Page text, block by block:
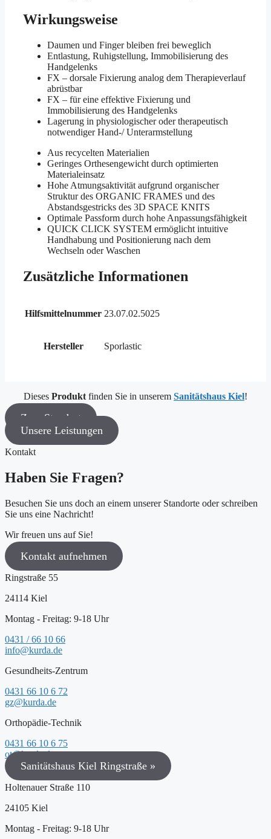
Wirkungsweise
Daumen und Finger bleiben frei beweglich
Entlastung, Ruhigstellung, Immobilisierung des
Handgelenks
FX – dorsale Fixierung analog dem Therapieverlauf
abrüstbar
FX – für eine effektive Fixierung und
Immobilisierung des Handgelenks
Lagerung in physiologischer oder therapeutisch
notwendiger Hand-/ Unterarmstellung
Aus recycelten Materialien
Geringes Orthesengewicht durch optimierten
Materialeinsatz
Hohe Atmungsaktivität aufgrund organischer
Struktur des ORGANIC FRAMES und des
Abstandsgestricks des 3D SPACE KNITS
Optimale Passform durch hohe Anpassungsfähigkeit
QUICK CLICK SYSTEM ermöglicht intuitive
Handhabung und Positionierung nach dem
Wechseln oder Waschen
Zusätzliche Informationen
Hilfsmittelnummer 23.07.02.5025
Hersteller Sporlastic
Dieses Produkt finden Sie in unserem Sanitätshaus Kiel!
Zum Standort
Unsere Leistungen
Kontakt
Haben Sie Fragen?
Besuchen Sie uns doch an einem unserer Standorte oder schreiben
Sie uns eine Nachricht!
Wir freuen uns auf Sie!
Kontakt aufnehmen
Ringstraße 55
24114 Kiel
Montag - Freitag: 9-18 Uhr
0431 / 66 10 66
info@kurda.de
Gesundheits-Zentrum
0431 66 10 6 72
gz@kurda.de
Orthopädie-Technik
0431 66 10 6 75
ot@kurda.de
Sanitätshaus Kiel Ringstraße »
Holtenauer Straße 110
24105 Kiel
Montag - Freitag: 9-18 Uhr